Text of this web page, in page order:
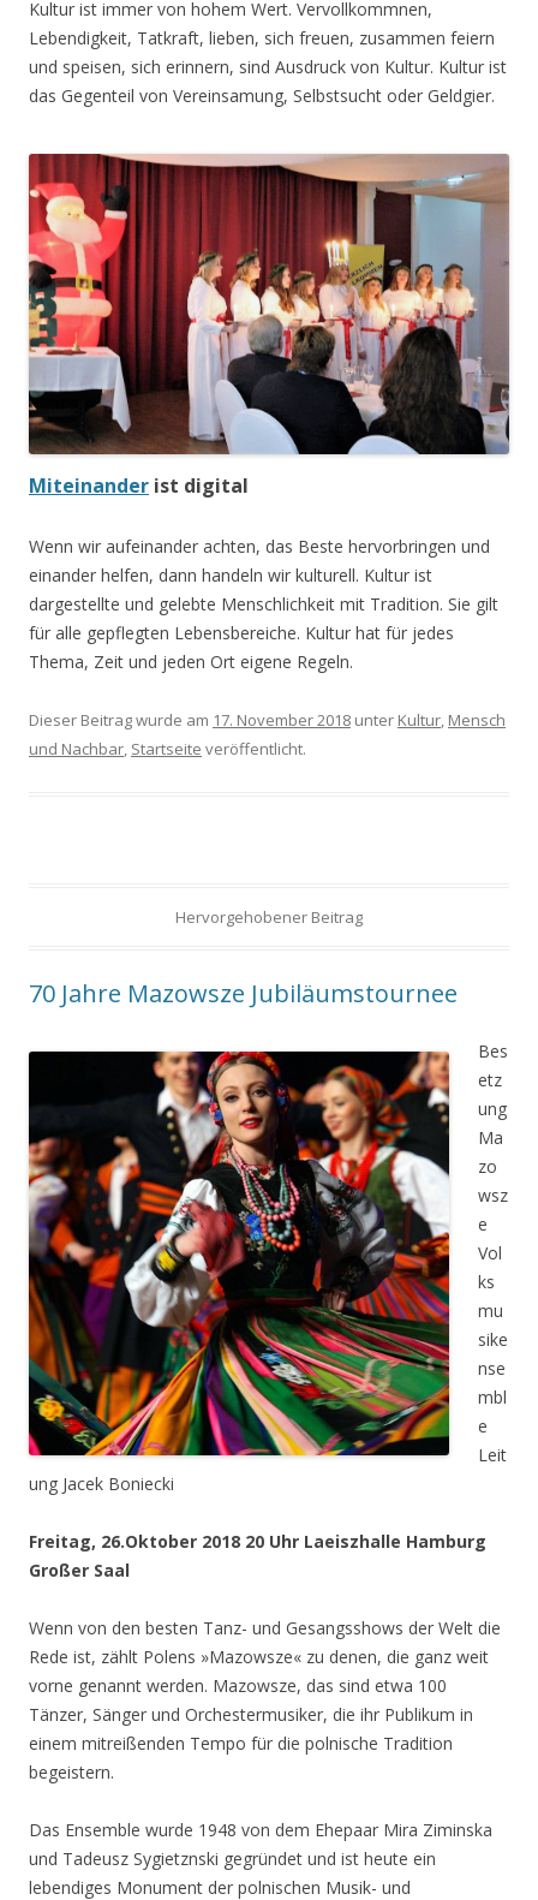
Kultur ist immer von hohem Wert. Vervollkommnen,
Lebendigkeit, Tatkraft, lieben, sich freuen, zusammen feiern
und speisen, sich erinnern, sind Ausdruck von Kultur. Kultur ist
das Gegenteil von Vereinsamung, Selbstsucht oder Geldgier.
Miteinander ist digital
Wenn wir aufeinander achten, das Beste hervorbringen und
einander helfen, dann handeln wir kulturell. Kultur ist
dargestellte und gelebte Menschlichkeit mit Tradition. Sie gilt
für alle gepflegten Lebensbereiche. Kultur hat für jedes
Thema, Zeit und jeden Ort eigene Regeln.
Dieser Beitrag wurde am 17. November 2018 unter Kultur, Mensch
und Nachbar, Startseite veröffentlicht.
Hervorgehobener Beitrag
70 Jahre Mazowsze Jubiläumstournee
Bes
etz
ung
Ma
zo
wsz
e
Vol
ks
mu
sike
nse
mbl
e
Leit
ung Jacek Boniecki
Freitag, 26.Oktober 2018 20 Uhr Laeiszhalle Hamburg
Großer Saal
Wenn von den besten Tanz- und Gesangsshows der Welt die
Rede ist, zählt Polens »Mazowsze« zu denen, die ganz weit
vorne genannt werden. Mazowsze, das sind etwa 100
Tänzer, Sänger und Orchestermusiker, die ihr Publikum in
einem mitreißenden Tempo für die polnische Tradition
begeistern.
Das Ensemble wurde 1948 von dem Ehepaar Mira Ziminska
und Tadeusz Sygietznski gegründet und ist heute ein
lebendiges Monument der polnischen Musik- und